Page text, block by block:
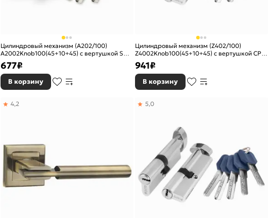
Цилиндровый механизм (A202/100)
A2002Knob100(45+10+45) с вертушкой SN
никель
677₽
В корзину
Цилиндровый механизм (Z402/100)
Z4002Knob100(45+10+45) с вертушкой CP
хром
941₽
В корзину
4,2 5,0